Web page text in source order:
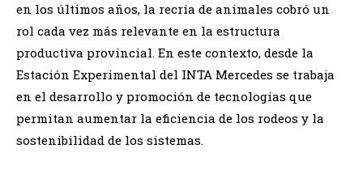
en los últimos años, la recría de animales cobró un
rol cada vez más relevante en la estructura
productiva provincial. En este contexto, desde la
Estación Experimental del INTA Mercedes se trabaja
en el desarrollo y promoción de tecnologías que
permitan aumentar la eficiencia de los rodeos y la
sostenibilidad de los sistemas.